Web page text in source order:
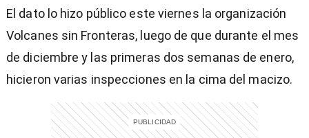
El dato lo hizo público este viernes la organización
Volcanes sin Fronteras, luego de que durante el mes
de diciembre y las primeras dos semanas de enero,
hicieron varias inspecciones en la cima del macizo.